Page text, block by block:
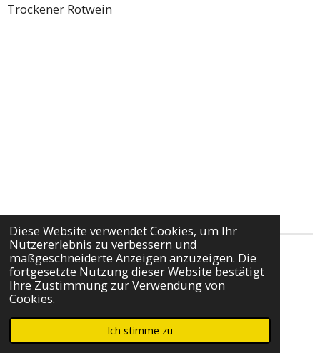
Diese Website verwendet Cookies, um Ihr
Nutzererlebnis zu verbessern und
maßgeschneiderte Anzeigen anzuzeigen. Die
fortgesetzte Nutzung dieser Website bestätigt
Ihre Zustimmung zur Verwendung von
Cookies.
Ich stimme zu
Trockener Rotwein
Impressum
Kontakt
© 2022 - 2026 Taverne Das Olivenhaus